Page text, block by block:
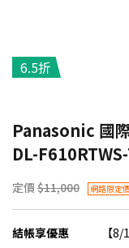
6.5折
Panasonic 國
DL-
定價 $11,000 網路限定價
結帳享優惠 【